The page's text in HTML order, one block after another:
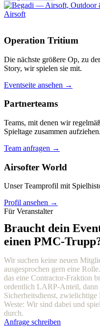
Operation Tritium
Die nächste größere Op, zu
Story, wir spielen sie mit.
Eventseite ansehen →
Partnerteams
Teams, mit denen wir
Spieltage zusammen aufziehen.
Team anfragen →
Airsofter World
Unser Teamprofil mit
Profil ansehen →
Für Veranstalter
Braucht dein
einen PMC-
Wir suchen keine neuen
ausgesprochen gern eine
das eine Contractor-Fraktion
ordentlich LARP-Anteil, dann
Sicherheitsdienst,
Weste: Wir sind dabei und
durch.
Anfrage schreiben